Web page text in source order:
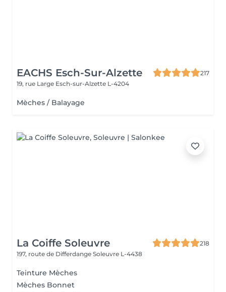
EACHS Esch-Sur-Alzette
217
19, rue Large Esch-sur-Alzette L-4204
Mèches / Balayage
La Coiffe Soleuvre
218
197, route de Differdange Soleuvre L-4438
Teinture Mèches
Mèches Bonnet